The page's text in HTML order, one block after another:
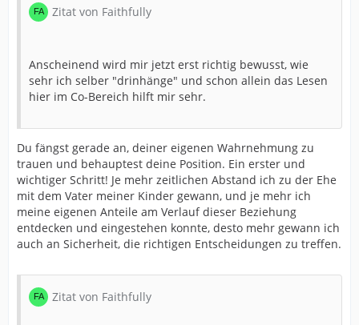
Zitat von Faithfully
Anscheinend wird mir jetzt erst richtig bewusst, wie
sehr ich selber "drinhänge" und schon allein das Lesen
hier im Co-Bereich hilft mir sehr.
Du fängst gerade an, deiner eigenen Wahrnehmung zu
trauen und behauptest deine Position. Ein erster und
wichtiger Schritt! Je mehr zeitlichen Abstand ich zu der Ehe
mit dem Vater meiner Kinder gewann, und je mehr ich
meine eigenen Anteile am Verlauf dieser Beziehung
entdecken und eingestehen konnte, desto mehr gewann ich
auch an Sicherheit, die richtigen Entscheidungen zu treffen.
Zitat von Faithfully